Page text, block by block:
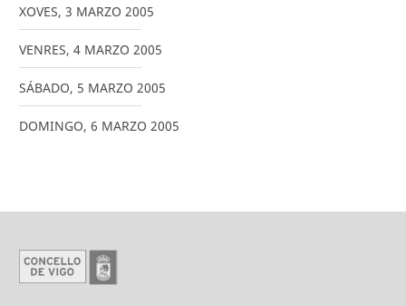
XOVES, 3 MARZO 2005
VENRES, 4 MARZO 2005
SÁBADO, 5 MARZO 2005
DOMINGO, 6 MARZO 2005